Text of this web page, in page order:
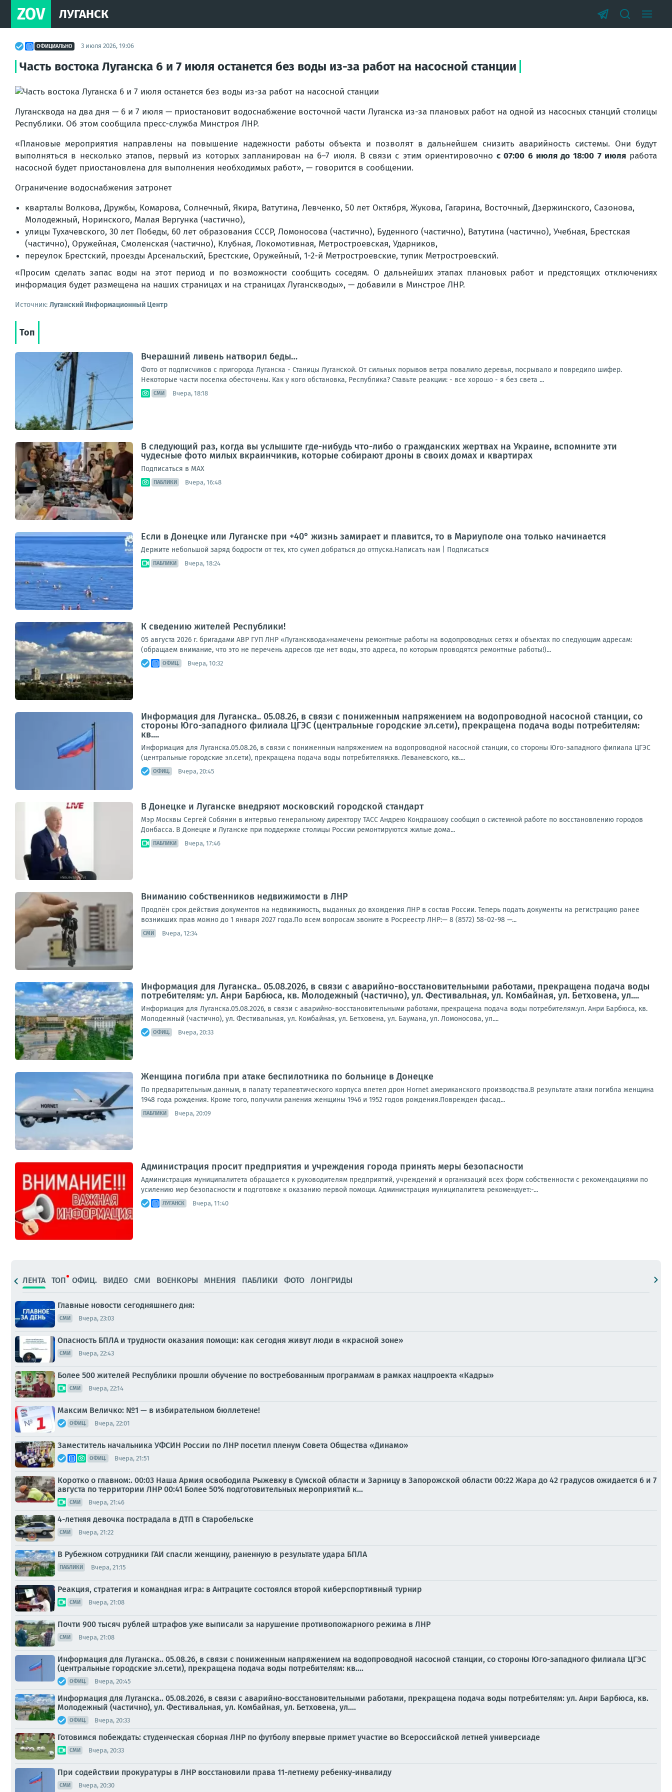
ZOV ЛУГАНСК
ОФИЦИАЛЬНО 3 июля 2026, 19:06
Часть востока Луганска 6 и 7 июля останется без воды из-за работ на насосной станции
Лугансквода на два дня — 6 и 7 июля — приостановит водоснабжение восточной части Луганска из-за плановых работ на одной из насосных станций столицы
Республики. Об этом сообщила пресс-служба Минстроя ЛНР.
«Плановые мероприятия направлены на повышение надежности работы объекта и позволят в дальнейшем снизить аварийность системы. Они будут
выполняться в несколько этапов, первый из которых запланирован на 6–7 июля. В связи с этим ориентировочно с 07:00 6 июля до 18:00 7 июляработа
насосной будет приостановлена для выполнения необходимых работ», — говорится в сообщении.
Ограничение водоснабжения затронет
кварталы Волкова, Дружбы, Комарова, Солнечный, Якира, Ватутина, Левченко, 50 лет Октября, Жукова, Гагарина, Восточный, Дзержинского, Сазонова,
Молодежный, Норинского, Малая Вергунка (частично),
улицы Тухачевского, 30 лет Победы, 60 лет образования СССР, Ломоносова (частично), Буденного (частично), Ватутина (частично), Учебная, Брестская
(частично), Оружейная, Смоленская (частично), Клубная, Локомотивная, Метростроевская, Ударников,
переулок Брестский, проезды Арсенальский, Брестские, Оружейный, 1-2-й Метростроевские, тупик Метростроевский.
«Просим сделать запас воды на этот период и по возможности сообщить соседям. О дальнейших этапах плановых работ и предстоящих отключениях
информация будет размещена на наших страницах и на страницах Луганскводы», — добавили в Минстрое ЛНР.
Источник: Луганский Информационный Центр
Топ
Вчерашний ливень натворил беды…
Фото от подписчиков с пригорода Луганска - Станицы Луганской. От сильных порывов ветра повалило деревья, посрывало и повредило шифер.
Некоторые части поселка обесточены. Как у кого обстановка, Республика? Ставьте реакции: - все хорошо - я без света ...
СМИ Вчера, 18:18
В следующий раз, когда вы услышите где-нибудь что-либо о гражданских жертвах на Украине, вспомните эти
чудесные фото милых вкраинчикив, которые собирают дроны в своих домах и квартирах
Подписаться в МАХ
ПАБЛИКИ Вчера, 16:48
Если в Донецке или Луганске при +40° жизнь замирает и плавится, то в Мариуполе она только начинается
Держите небольшой заряд бодрости от тех, кто сумел добраться до отпуска.Написать нам | Подписаться
ПАБЛИКИ Вчера, 18:24
К сведению жителей Республики!
05 августа 2026 г. бригадами АВР ГУП ЛНР «Лугансквода»намечены ремонтные работы на водопроводных сетях и объектах по следующим адресам:
(обращаем внимание, что это не перечень адресов где нет воды, это адреса, по которым проводятся ремонтные работы!)...
ОФИЦ. Вчера, 10:32
Информация для Луганска.. 05.08.26, в связи с пониженным напряжением на водопроводной насосной станции, со
стороны Юго-западного филиала ЦГЭС (центральные городские эл.сети), прекращена подача воды потребителям:
кв....
Информация для Луганска.05.08.26, в связи с пониженным напряжением на водопроводной насосной станции, со стороны Юго-западного филиала ЦГЭС
(центральные городские эл.сети), прекращена подача воды потребителям:кв. Леваневского, кв....
ОФИЦ. Вчера, 20:45
В Донецке и Луганске внедряют московский городской стандарт
Мэр Москвы Сергей Собянин в интервью генеральному директору ТАСС Андрею Кондрашову сообщил о системной работе по восстановлению городов
Донбасса. В Донецке и Луганске при поддержке столицы России ремонтируются жилые дома...
ПАБЛИКИ Вчера, 17:46
Вниманию собственников недвижимости в ЛНР
Продлён срок действия документов на недвижимость, выданных до вхождения ЛНР в состав России. Теперь подать документы на регистрацию ранее
возникших прав можно до 1 января 2027 года.По всем вопросам звоните в Росреестр ЛНР:— 8 (8572) 58-02-98 —...
СМИ Вчера, 12:34
Информация для Луганска.. 05.08.2026, в связи с аварийно-восстановительными работами, прекращена подача воды
потребителям: ул. Анри Барбюса, кв. Молодежный (частично), ул. Фестивальная, ул. Комбайная, ул. Бетховена, ул....
Информация для Луганска.05.08.2026, в связи с аварийно-восстановительными работами, прекращена подача воды потребителям:ул. Анри Барбюса, кв.
Молодежный (частично), ул. Фестивальная, ул. Комбайная, ул. Бетховена, ул. Баумана, ул. Ломоносова, ул....
ОФИЦ. Вчера, 20:33
Женщина погибла при атаке беспилотника по больнице в Донецке
По предварительным данным, в палату терапевтического корпуса влетел дрон Hornet американского производства.В результате атаки погибла женщина
1948 года рождения. Кроме того, получили ранения женщины 1946 и 1952 годов рождения.Поврежден фасад...
ПАБЛИКИ Вчера, 20:09
Администрация просит предприятия и учреждения города принять меры безопасности
Администрация муниципалитета обращается к руководителям предприятий, учреждений и организаций всех форм собственности с рекомендациями по
усилению мер безопасности и подготовке к оказанию первой помощи. Администрация муниципалитета рекомендует:-...
ЛУГАНСК Вчера, 11:40
ЛЕНТА ТОП ОФИЦ. ВИДЕО СМИ ВОЕНКОРЫ МНЕНИЯ ПАБЛИКИ ФОТО ЛОНГРИДЫ
Главные новости сегодняшнего дня:
СМИ Вчера, 23:03
Опасность БПЛА и трудности оказания помощи: как сегодня живут люди в «красной зоне»
СМИ Вчера, 22:43
Более 500 жителей Республики прошли обучение по востребованным программам в рамках нацпроекта «Кадры»
СМИ Вчера, 22:14
Максим Величко: №1 — в избирательном бюллетене!
ОФИЦ. Вчера, 22:01
Заместитель начальника УФСИН России по ЛНР посетил пленум Совета Общества «Динамо»
ОФИЦ. Вчера, 21:51
Коротко о главном:. 00:03 Наша Армия освободила Рыжевку в Сумской области и Зарницу в Запорожской области 00:22 Жара до 42 градусов ожидается 6 и 7
августа по территории ЛНР 00:41 Более 50% подготовительных мероприятий к...
СМИ Вчера, 21:46
4-летняя девочка пострадала в ДТП в Старобельске
СМИ Вчера, 21:22
В Рубежном сотрудники ГАИ спасли женщину, раненную в результате удара БПЛА
ПАБЛИКИ Вчера, 21:15
Реакция, стратегия и командная игра: в Антраците состоялся второй киберспортивный турнир
СМИ Вчера, 21:08
Почти 900 тысяч рублей штрафов уже выписали за нарушение противопожарного режима в ЛНР
СМИ Вчера, 21:08
Информация для Луганска.. 05.08.26, в связи с пониженным напряжением на водопроводной насосной станции, со стороны Юго-западного филиала ЦГЭС
(центральные городские эл.сети), прекращена подача воды потребителям: кв....
ОФИЦ. Вчера, 20:45
Информация для Луганска.. 05.08.2026, в связи с аварийно-восстановительными работами, прекращена подача воды потребителям: ул. Анри Барбюса, кв.
Молодежный (частично), ул. Фестивальная, ул. Комбайная, ул. Бетховена, ул....
ОФИЦ. Вчера, 20:33
Готовимся побеждать: студенческая сборная ЛНР по футболу впервые примет участие во Всероссийской летней универсиаде
СМИ Вчера, 20:33
При содействии прокуратуры в ЛНР восстановили права 11-летнему ребенку-инвалиду
СМИ Вчера, 20:30